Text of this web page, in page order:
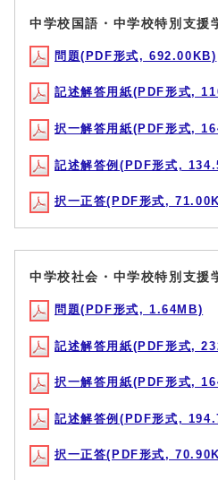
中学校国語・中学校特別支援
問題(PDF形式, 692.00KB)
記述解答用紙(PDF形式,
択一解答用紙(PDF形式,
記述解答例(PDF形式,
択一正答(PDF形式,
中学校社会・中学校特別支援
問題(PDF形式, 1.64MB)
記述解答用紙(PDF形式,
択一解答用紙(PDF形式,
記述解答例(PDF形式,
択一正答(PDF形式,